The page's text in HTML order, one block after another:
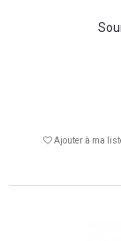
Ajouter à ma